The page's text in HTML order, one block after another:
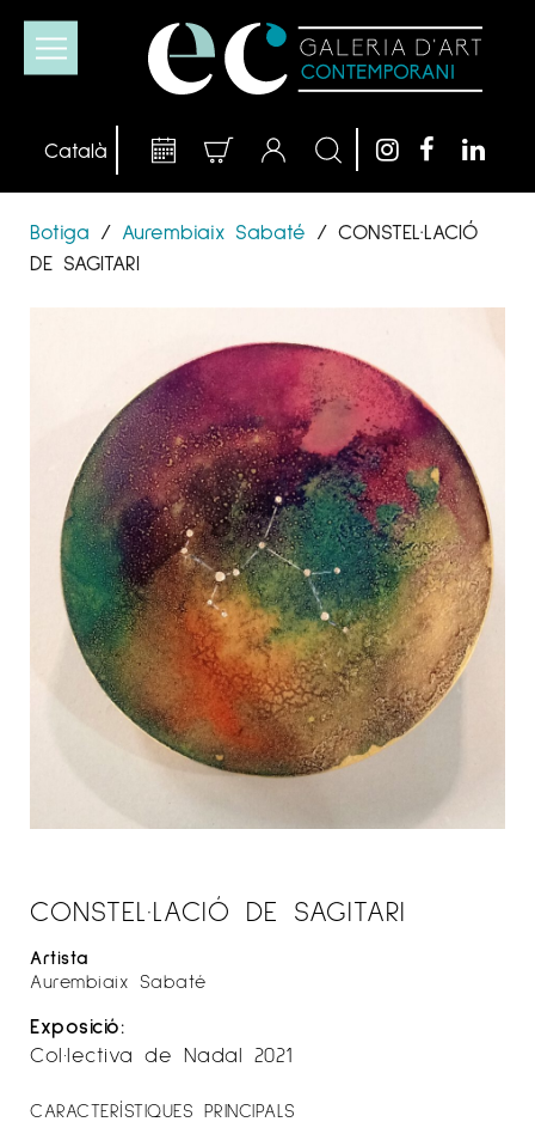
Botiga / Aurembiaix Sabaté / CONSTEL·LACIÓ
DE SAGITARI
CONSTEL·LACIÓ DE SAGITARI
Artista
Aurembiaix Sabaté
Exposició:
Col·lectiva de Nadal 2021
CARACTERÍSTIQUES PRINCIPALS